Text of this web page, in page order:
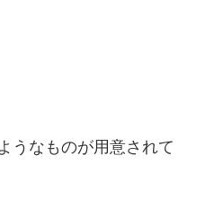
うなものが用意されて